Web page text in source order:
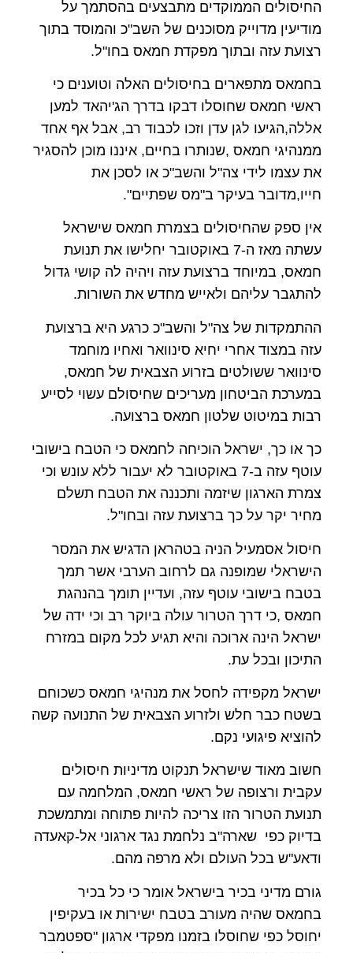
החיסולים הממוקדים מתבצעים בהסתמך על
מודיעין מדוייק מסוכנים של השב"כ והמוסד בתוך
רצועת עזה ובתוך מפקדת חמאס בחו"ל.
בחמאס מתפארים בחיסולים האלה וטוענים כי
ראשי חמאס שחוסלו דבקו בדרך הג'יהאד למען
אללה,הגיעו לגן עדן וזכו לכבוד רב, אבל אף אחד
ממנהיגי חמאס ,שנותרו בחיים, איננו מוכן להסגיר
את עצמו לידי צה"ל והשב"כ או לסכן את
חייו,מדובר בעיקר ב"מס שפתיים".
אין ספק שהחיסולים בצמרת חמאס שישראל
עשתה מאז ה-7 באוקטובר יחלישו את תנועת
חמאס, במיוחד ברצועת עזה ויהיה לה קושי גדול
להתגבר עליהם ולאייש מחדש את השורות.
ההתמקדות של צה"ל והשב"כ כרגע היא ברצועת
עזה במצוד אחרי יחיא סינוואר ואחיו מוחמד
סינוואר ששולטים בזרוע הצבאית של חמאס,
במערכת הביטחון מעריכים שחיסולם עשוי לסייע
רבות במיטוט שלטון חמאס ברצועה.
כך או כך, ישראל הוכיחה לחמאס כי הטבח בישובי
עוטף עזה ב-7 באוקטובר לא יעבור ללא עונש וכי
צמרת הארגון שיזמה ותכננה את הטבח תשלם
מחיר יקר על כך ברצועת עזה ובחו"ל.
חיסול אסמעיל הניה בטהראן הדגיש את המסר
הישראלי שמופנה גם לרחוב הערבי אשר תמך
בטבח בישובי עוטף עזה, ועדיין תומך בהנהגת
חמאס ,כי דרך הטרור עולה ביוקר רב וכי ידה של
ישראל הינה ארוכה והיא תגיע לכל מקום במזרח
התיכון ובכל עת.
ישראל מקפידה לחסל את מנהיגי חמאס כשכוחם
בשטח כבר חלש ולזרוע הצבאית של התנועה קשה
להוציא פיגועי נקם.
חשוב מאוד שישראל תנקוט מדיניות חיסולים
עקבית ורצופה של ראשי חמאס, המלחמה עם
תנועת הטרור הזו צריכה להיות פתוחה ומתמשכת
בדיוק כפי שארה"ב נלחמת נגד ארגוני אל-קאעדה
ודאע"ש בכל העולם ולא מרפה מהם.
גורם מדיני בכיר בישראל אומר כי כל בכיר
בחמאס שהיה מעורב בטבח ישירות או בעקיפין
יחוסל כפי שחוסלו בזמנו מפקדי ארגון "ספטמבר